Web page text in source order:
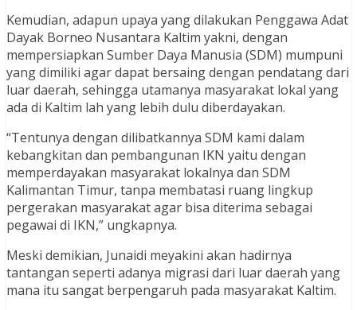
Kemudian, adapun upaya yang dilakukan Penggawa Adat
Dayak Borneo Nusantara Kaltim yakni, dengan
mempersiapkan Sumber Daya Manusia (SDM) mumpuni
yang dimiliki agar dapat bersaing dengan pendatang dari
luar daerah, sehingga utamanya masyarakat lokal yang
ada di Kaltim lah yang lebih dulu diberdayakan.
“Tentunya dengan dilibatkannya SDM kami dalam
kebangkitan dan pembangunan IKN yaitu dengan
memperdayakan masyarakat lokalnya dan SDM
Kalimantan Timur, tanpa membatasi ruang lingkup
pergerakan masyarakat agar bisa diterima sebagai
pegawai di IKN,” ungkapnya.
Meski demikian, Junaidi meyakini akan hadirnya
tantangan seperti adanya migrasi dari luar daerah yang
mana itu sangat berpengaruh pada masyarakat Kaltim.